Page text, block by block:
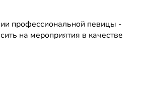
профессиональной певицы -
на мероприятия в качестве